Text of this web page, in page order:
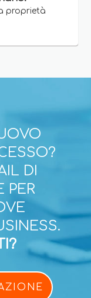
proprietà
DI
PER